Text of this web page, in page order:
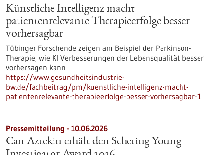
Künstliche Intelligenz macht
patientenrelevante Therapieerfolge besser
vorhersagbar
Tübinger Forschende zeigen am Beispiel der Parkinson-
Therapie, wie KI Verbesserungen der Lebensqualität besser
vorhersagen kann
https://www.gesundheitsindustrie-
bw.de/fachbeitrag/pm/kuenstliche-intelligenz-macht-
patientenrelevante-therapieerfolge-besser-vorhersagbar-1
Pressemitteilung - 10.06.2026
Can Aztekin erhält den Schering Young